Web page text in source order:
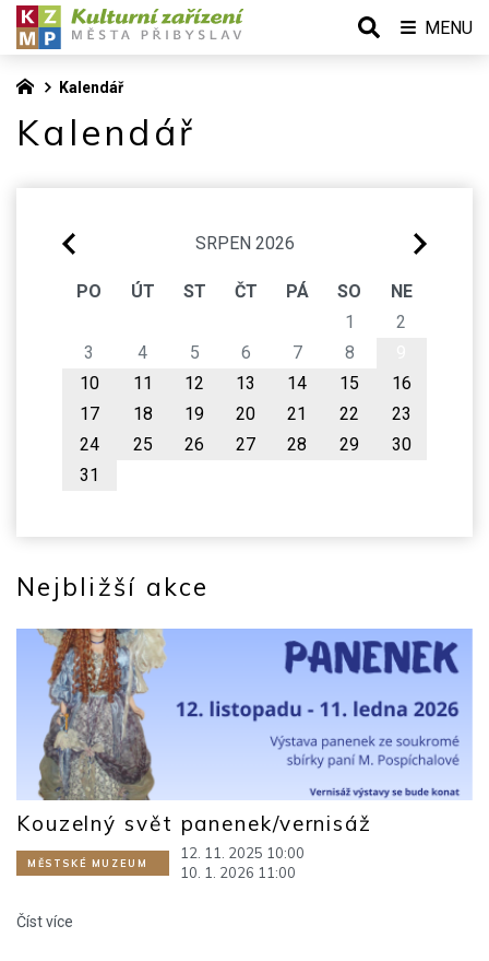
Kalendář
Kalendář
SRPEN 2026
PO ÚT ST ČT PÁ SO
NE
1
2
3
4 5 6 7 8
10
11 12 13 14 15
16
17
18 19 20 21 22
23
24
25 26 27 28 29
30
31
Nejbližší akce
MĚSTSKÉ MUZEUM
12. 11. 2025 10:00
10. 1. 2026 11:00
Kouzelný svět panenek/vernisáž
Číst více
MENU